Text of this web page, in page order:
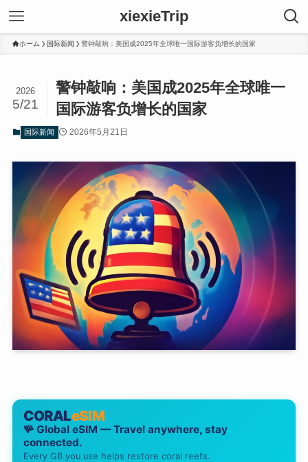
xiexieTrip
ホーム 国际新闻 警钟敲响：美国成2025年全球唯一国际游客负增长的国家
警钟敲响：美国成2025年全球唯一
国际游客负增长的国家
2026
5/21
国际新闻 2026年5月21日
CORALeSIM
🪸 Global eSIM — Travel anywhere, stay
connected.
Every GB you use helps restore coral reefs.